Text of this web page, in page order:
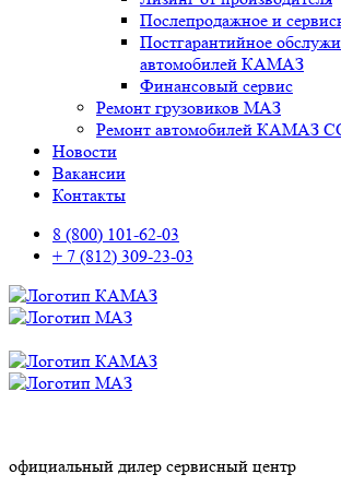
Послепродажное и
Постгарантийное
автомобилей КАМАЗ
Финансовый сервис
Ремонт грузовиков МАЗ
Ремонт автомобилей КАМАЗ
Новости
Вакансии
Контакты
8 (800) 101-62-03
+ 7 (812) 309-23-03
официальный дилер сервисный центр